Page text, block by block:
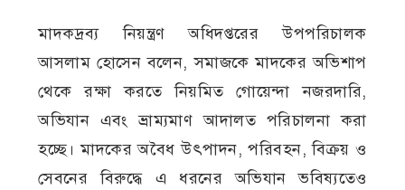
মাদকদ্রব্য নিয়ন্ত্রণ অধিদপ্তরের উপপরিচালক
আসলাম হোসেন বলেন, সমাজকে মাদকের অভিশাপ
থেকে রক্ষা করতে নিয়মিত গোয়েন্দা নজরদারি,
অভিযান এবং ভ্রাম্যমাণ আদালত পরিচালনা করা
হচ্ছে। মাদকের অবৈধ উৎপাদন, পরিবহন, বিক্রয় ও
সেবনের বিরুদ্ধে এ ধরনের অভিযান ভবিষ্যতেও